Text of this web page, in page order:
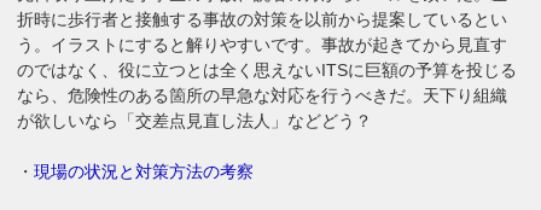
折時に歩行者と接触する事故の対策を以前から提案しているとい
う。イラストにすると解りやすいです。事故が起きてから見直す
のではなく、役に立つとは全く思えないITSに巨額の予算を投じる
なら、危険性のある箇所の早急な対応を行うべきだ。天下り組織
が欲しいなら「交差点見直し法人」などどう？
・現場の状況と対策方法の考察